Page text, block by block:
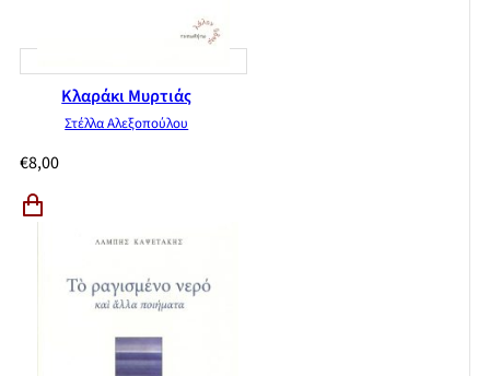
Οδεύοντας δίχως άστρα
Εν-τριβές με σαρανταεννιά ρω στις Πλάτ(ρ)ες του Σεφέρη
αέναο
Απάνθισμα
Κλαράκι Μυρτιάς
Στέλλα Αλεξοπούλου
€8,00